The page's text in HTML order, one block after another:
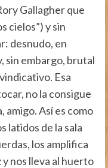
Gallagher que
cielos”) y sin
desnudo, en
sin embargo, brutal
Esa
no la consigue
amigo. Así es como
latidos de la sala
los amplifica
y nos lleva al huerto